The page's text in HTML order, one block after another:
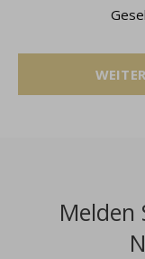
Melden